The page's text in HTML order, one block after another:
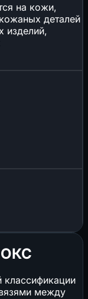
на кожи,
деталей
изделий,
ОКС
между